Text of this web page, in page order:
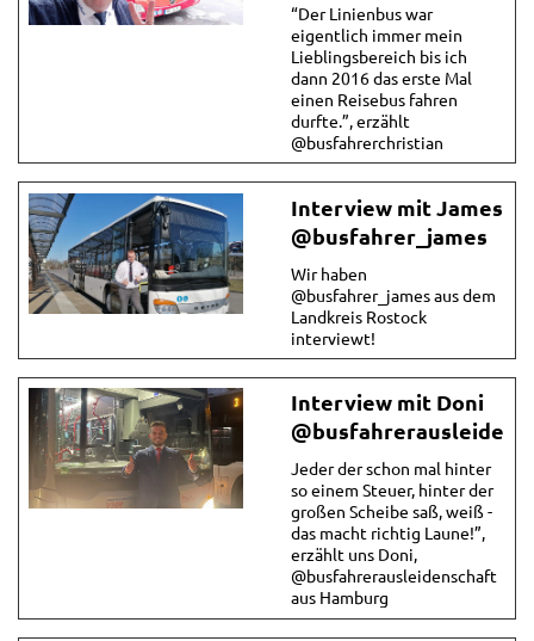
“Der Linienbus war
eigentlich immer mein
Lieblingsbereich bis ich
dann 2016 das erste Mal
einen Reisebus fahren
durfte.”, erzählt
@busfahrerchristian
Interview mit James
@busfahrer_james
Wir haben
@busfahrer_james aus dem
Landkreis Rostock
interviewt!
Interview mit Doni
Jeder der schon mal hinter
so einem Steuer, hinter der
großen Scheibe saß, weiß -
das macht richtig Laune!”,
erzählt uns Doni,
@busfahrerausleidenschaft
aus Hamburg